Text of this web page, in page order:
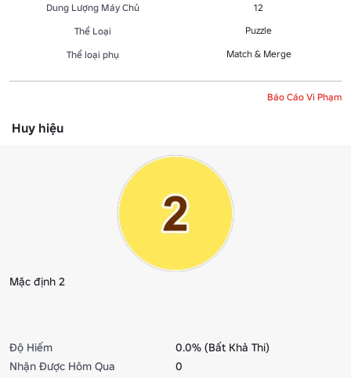
Dung Lượng Máy Chủ
12
Thể Loại
Puzzle
Thể loại phụ Match & Merge
Báo Cáo Vi Phạm
Huy hiệu
Mặc định 2
Độ Hiếm
0.0% (Bất Khả Thi)
Nhận Được Hôm Qua
0